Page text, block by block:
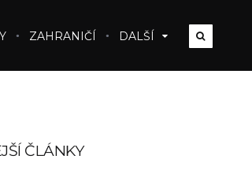
ZAHRANIČÍ DALŠÍ
ČLÁNKY